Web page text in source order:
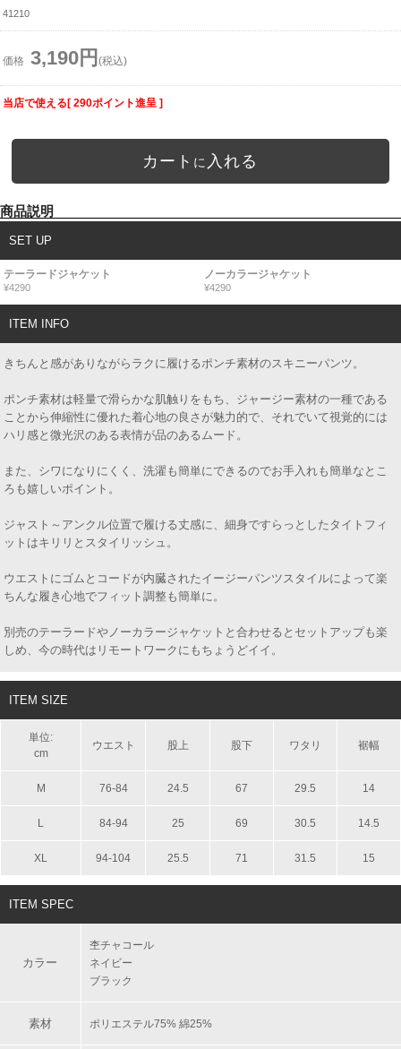
41210
価格 3,190円 (税込)
当店で使える[ 290ポイント進呈 ]
カート に 入れる
商品説明
SET UP
テーラードジャケット
¥4290
ノーカラージャケット
¥4290
ITEM INFO
きちんと感がありながらラクに履けるポンチ素材のスキニーパンツ。
ポンチ素材は軽量で滑らかな肌触りをもち、ジャージー素材の一種である
ことから伸縮性に優れた着心地の良さが魅力的で、それでいて視覚的には
ハリ感と微光沢のある表情が品のあるムード。
また、シワになりにくく、洗濯も簡単にできるのでお手入れも簡単なとこ
ろも嬉しいポイント。
ジャスト～アンクル位置で履ける丈感に、細身ですらっとしたタイトフィ
ットはキリリとスタイリッシュ。
ウエストにゴムとコードが内臓されたイージーパンツスタイルによって楽
ちんな履き心地でフィット調整も簡単に。
別売のテーラードやノーカラージャケットと合わせるとセットアップも楽
しめ、今の時代はリモートワークにもちょうどイイ。
ITEM SIZE
単位:
cm
ウエスト 股上 股下 ワタリ 裾幅
M 76-84 24.5 67 29.5 14
L 84-94 25 69 30.5 14.5
XL 94-104 25.5 71 31.5 15
ITEM SPEC
カラー
杢チャコール
ネイビー
ブラック
素材 ポリエステル75% 綿25%